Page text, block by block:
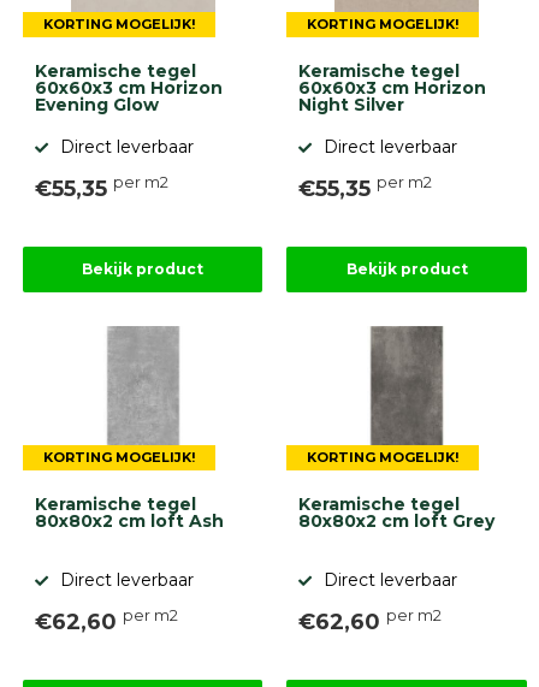
KORTING MOGELIJK!
Keramische tegel
60x60x3 cm Horizon
Evening Glow
Direct leverbaar
€55,35 per m2
Bekijk product
KORTING MOGELIJK!
Keramische tegel
60x60x3 cm Horizon
Night Silver
Direct leverbaar
€55,35 per m2
Bekijk product
KORTING MOGELIJK!
Keramische tegel
80x80x2 cm loft Ash
Direct leverbaar
€62,60 per m2
KORTING MOGELIJK!
Keramische tegel
80x80x2 cm loft Grey
Direct leverbaar
€62,60 per m2